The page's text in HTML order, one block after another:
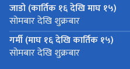
जाडो (कार्तिक १६ देखि माघ १५)
सोमबार देखि शुक्रबार
गर्मी (माघ १६ देखि कार्तिक १५)
सोमबार देखि शुक्रबार